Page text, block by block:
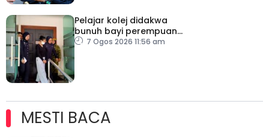
Pelajar kolej didakwa
bunuh bayi perempuan
baru dilahirkan
7 Ogos 2026 11:56 am
MESTI BACA